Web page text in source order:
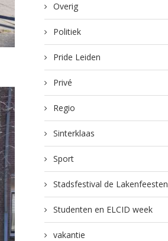
Overig
Politiek
Pride Leiden
Privé
Regio
Sinterklaas
Sport
Stadsfestival de Lakenfeesten
Studenten en ELCID week
vakantie